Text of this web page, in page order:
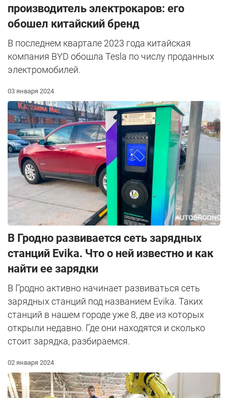
производитель электрокаров: его
обошел китайский бренд
В последнем квартале 2023 года китайская
компания BYD обошла Tesla по числу проданных
электромобилей.
03 января 2024
В Гродно развивается сеть зарядных
станций Evika. Что о ней известно и как
найти ее зарядки
В Гродно активно начинает развиваться сеть
зарядных станций под названием Evika. Таких
станций в нашем городе уже 8, две из которых
открыли недавно. Где они находятся и сколько
стоит зарядка, разбираемся.
02 января 2024